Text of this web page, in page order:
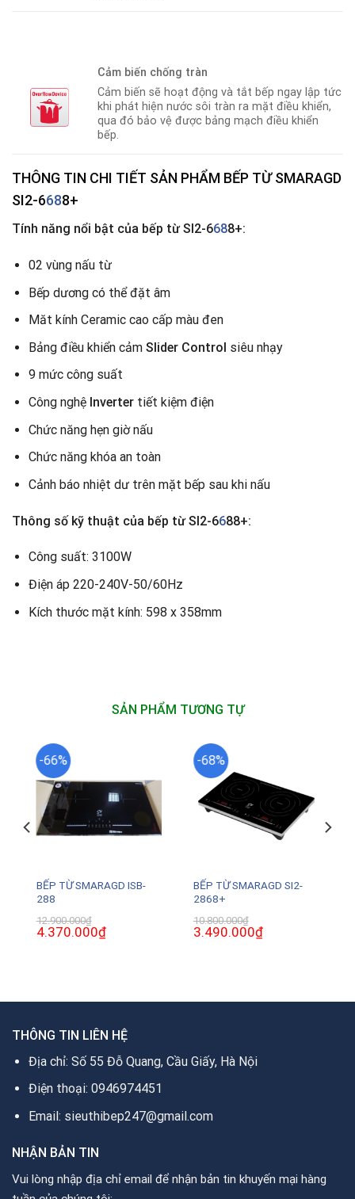
Cảm biến chống tràn
Cảm biến sẽ hoạt động và tắt bếp ngay lập tức
khi phát hiện nước sôi tràn ra mặt điều khiển,
qua đó bảo vệ được bảng mạch điều khiển
bếp.
THÔNG TIN CHI TIẾT SẢN PHẨM BẾP TỪ SMARAGD
SI2-6688+
Tính năng nổi bật của bếp từ SI2-6688+:
02 vùng nấu từ
Bếp dương có thể đặt âm
Măt kính Ceramic cao cấp màu đen
Bảng điều khiển cảm Slider Control siêu nhạy
9 mức công suất
Công nghệ Invertertiết kiệm điện
Chức năng hẹn giờ nấu
Chức năng khóa an toàn
Cảnh báo nhiệt dư trên mặt bếp sau khi nấu
Thông số kỹ thuật của bếp từ SI2-6688+:
Công suất: 3100W
Điện áp 220-240V-50/60Hz
Kích thước mặt kính: 598 x 358mm
SẢN PHẨM TƯƠNG TỰ
-66%
BẾP TỪ SMARAGD ISB-
288
12.900.000₫
Giá
gốc
4.370.000₫Giá
hiện
-68%
BẾP TỪ SMARAGD SI2-
2868+
10.800.000₫
Giá
gốc
3.490.000₫Giá
hiện
THÔNG TIN LIÊN HỆ
Địa chỉ: Số 55 Đỗ Quang, Cầu Giấy, Hà Nội
Điện thoại: 0946974451
Email: sieuthibep247@gmail.com
NHẬN BẢN TIN
Vui lòng nhập địa chỉ email để nhận bản tin khuyến mại hàng